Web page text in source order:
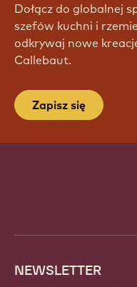
Dołącz do globalnej
szefów kuchni i
odkrywaj nowe
Callebaut.
Zapisz się
NEWSLETTER